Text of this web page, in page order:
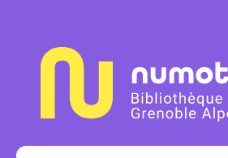
recherche